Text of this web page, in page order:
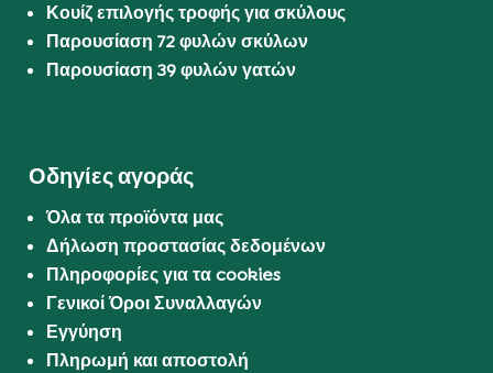
Κουίζ επιλογής τροφής για σκύλους
Παρουσίαση 72 φυλών σκύλων
Παρουσίαση 39 φυλών γατών
Οδηγίες αγοράς
Όλα τα προϊόντα μας
Δήλωση προστασίας δεδομένων
Πληροφορίες για τα cookies
Γενικοί Όροι Συναλλαγών
Εγγύηση
Πληρωμή και αποστολή